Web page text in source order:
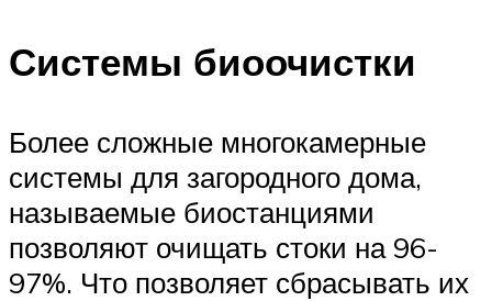
Системы биоочистки
Более сложные многокамерные
системы для загородного дома,
называемые биостанциями
позволяют очищать стоки на 96-
97%. Что позволяет сбрасывать их